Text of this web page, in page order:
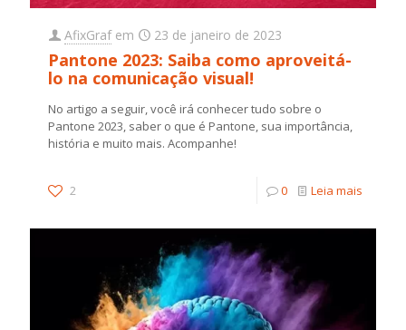
AfixGraf em 23 de janeiro de 2023
Pantone 2023: Saiba como aproveitá-
lo na comunicação visual!
No artigo a seguir, você irá conhecer tudo sobre o
Pantone 2023, saber o que é Pantone, sua importância,
história e muito mais. Acompanhe!
2 0 Leia mais